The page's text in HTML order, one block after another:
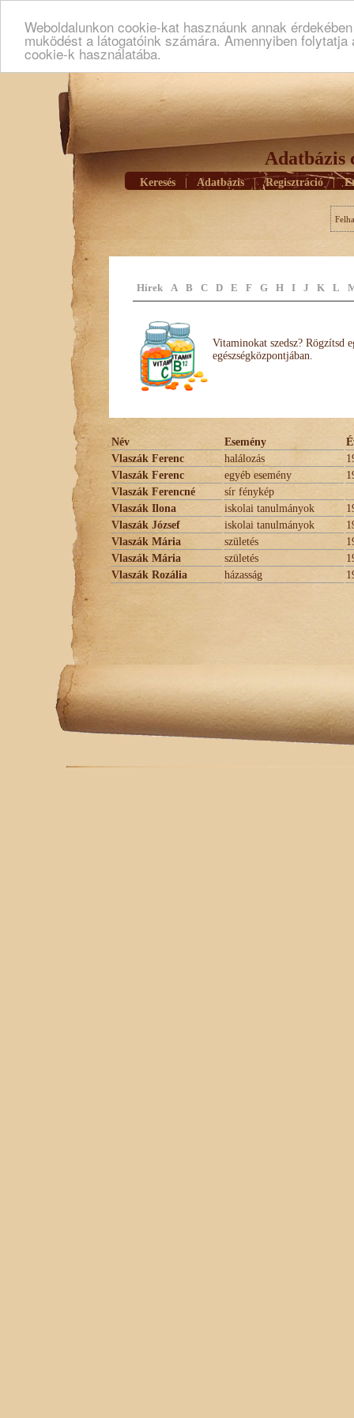
Weboldalunkon cookie-kat hasznáunk annak
muködést a látogatóink számára. Amennyiben
cookie-k használatába.
Adatbázis
Keresés Adatbázis | Regisztráció |
Hírek A B C D E F G H I J K L
Vitaminokat szedsz? Rögzítsd
egészségközpontjában.
Név Esemény
Vlaszák Ferenc
halálozás
Vlaszák Ferenc
egyéb esemény
Vlaszák Ferencné
sír fénykép
Vlaszák Ilona
iskolai tanulmányok
Vlaszák József
iskolai tanulmányok
Vlaszák Mária
születés
Vlaszák Mária
születés
Vlaszák Rozália
házasság